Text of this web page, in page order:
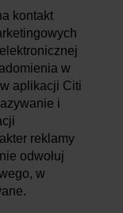
kontakt
w
aplikacji Citi
i
reklamy
odwołuj
w